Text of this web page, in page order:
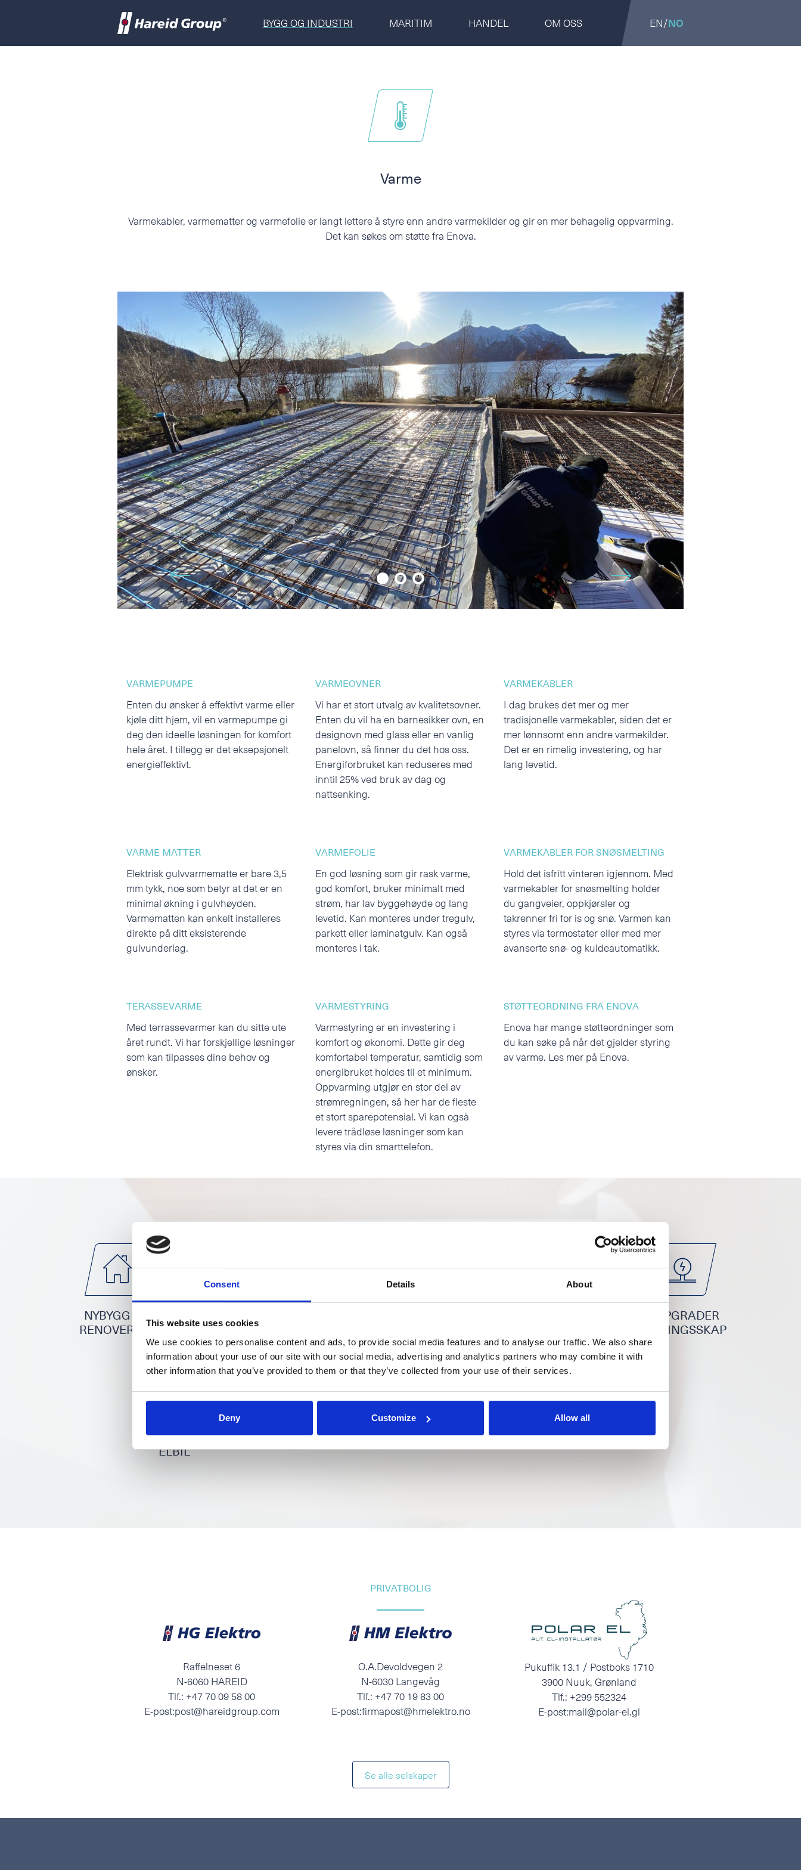
Consent Details About
This website uses cookies
We use cookies to personalise content and ads, to provide social media features and to analyse our traffic. We also share
information about your use of our site with our social media, advertising and analytics partners who may combine it with
other information that you’ve provided to them or that they’ve collected from your use of their services.
Deny Customize Allow all
BYGG OG INDUSTRI MARITIM HANDEL OM OSS EN/NO
MARITIM
HANDEL
OM OSS
Etternavn
Tilleggsinformasjon
Jeg godtarpersonvernerklæringen
Varme
Varmekabler, varmematter og varmefolie er langt lettere å styre enn andre varmekilder og gir en mer behagelig oppvarming.
Det kan søkes om støtte fra Enova.
🡠
🡢
VARMEPUMPE
Enten du ønsker å effektivt varme eller
kjøle ditt hjem, vil en varmepumpe gi
deg den ideelle løsningen for komfort
hele året. I tillegg er det eksepsjonelt
energieffektivt.
VARMEOVNER
Vi har et stort utvalg av kvalitetsovner.
Enten du vil ha en barnesikker ovn, en
designovn med glass eller en vanlig
panelovn, så finner du det hos oss.
Energiforbruket kan reduseres med
inntil 25% ved bruk av dag og
nattsenking.
VARMEKABLER
I dag brukes det mer og mer
tradisjonelle varmekabler, siden det er
mer lønnsomt enn andre varmekilder.
Det er en rimelig investering, og har
lang levetid.
VARME MATTER
Elektrisk gulvvarmematte er bare 3,5
mm tykk, noe som betyr at det er en
minimal økning i gulvhøyden.
Varmematten kan enkelt installeres
direkte på ditt eksisterende
gulvunderlag.
VARMEFOLIE
En god løsning som gir rask varme,
god komfort, bruker minimalt med
strøm, har lav byggehøyde og lang
levetid. Kan monteres under tregulv,
parkett eller laminatgulv. Kan også
monteres i tak.
VARMEKABLER FOR SNØSMELTING
Hold det isfritt vinteren igjennom. Med
varmekabler for snøsmelting holder
du gangveier, oppkjørsler og
takrenner fri for is og snø. Varmen kan
styres via termostater eller med mer
avanserte snø- og kuldeautomatikk.
TERASSEVARME
Med terrassevarmer kan du sitte ute
året rundt. Vi har forskjellige løsninger
som kan tilpasses dine behov og
ønsker.
VARMESTYRING
Varmestyring er en investering i
komfort og økonomi. Dette gir deg
komfortabel temperatur, samtidig som
energibruket holdes til et minimum.
Oppvarming utgjør en stor del av
strømregningen, så her har de fleste
et stort sparepotensial. Vi kan også
levere trådløse løsninger som kan
styres via din smarttelefon.
STØTTEORDNING FRA ENOVA
Enova har mange støtteordninger som
du kan søke på når det gjelder styring
av varme. Les mer på Enova.
NYBYGG OG
RENOVERING
OPPGRADER
SIKRINGSSKAP
LADESTASJON
ELBIL
INSPIRASJON EL-KONTROLL SOLCELLE WEBKAMERA
PRIVATBOLIG
Raffelneset 6
N-6060 HAREID
Tlf.: +47 70 09 58 00
E-post:post@hareidgroup.com
O.A.Devoldvegen 2
N-6030 Langevåg
Tlf.: +47 70 19 83 00
E-post:firmapost@hmelektro.no
Pukuffik 13.1 / Postboks 1710
3900 Nuuk, Grønland
Tlf.: +299 552324
E-post:mail@polar-el.gl
Se alle selskaper